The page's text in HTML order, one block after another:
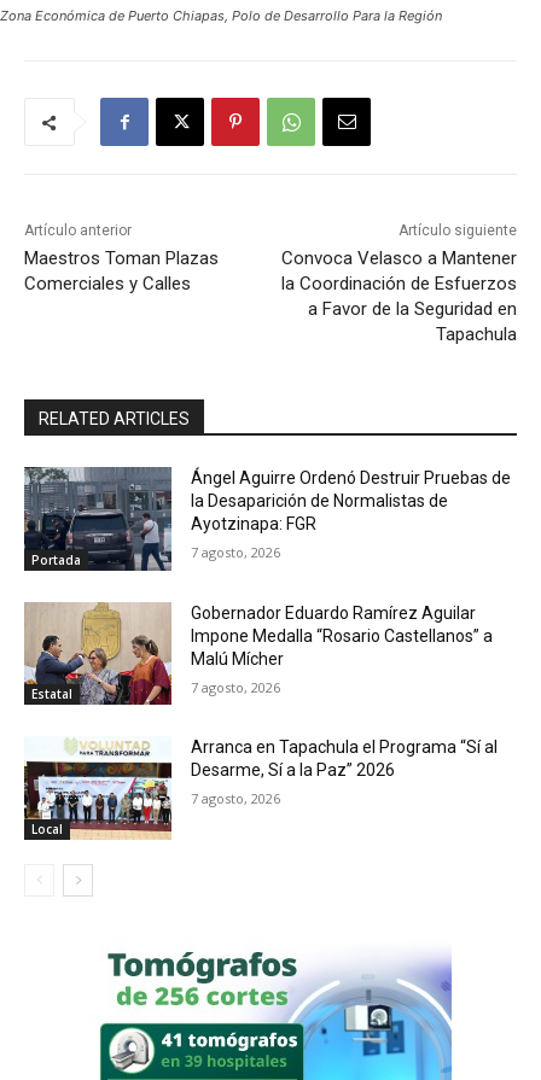
Zona Económica de Puerto Chiapas, Polo de Desarrollo Para la Región
Artículo anterior
Maestros Toman Plazas
Comerciales y Calles
Artículo siguiente
Convoca Velasco a Mantener
la Coordinación de Esfuerzos
a Favor de la Seguridad en
Tapachula
RELATED ARTICLES
Portada
Ángel Aguirre Ordenó Destruir Pruebas de
la Desaparición de Normalistas de
Ayotzinapa: FGR
7 agosto, 2026
Estatal
Gobernador Eduardo Ramírez Aguilar
Impone Medalla “Rosario Castellanos” a
Malú Mícher
7 agosto, 2026
Local
Arranca en Tapachula el Programa “Sí al
Desarme, Sí a la Paz” 2026
7 agosto, 2026